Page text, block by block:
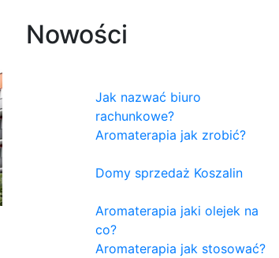
Nowości
Jak nazwać biuro
rachunkowe?
Aromaterapia jak zrobić?
Domy sprzedaż Koszalin
Aromaterapia jaki olejek na
co?
Aromaterapia jak stosować?